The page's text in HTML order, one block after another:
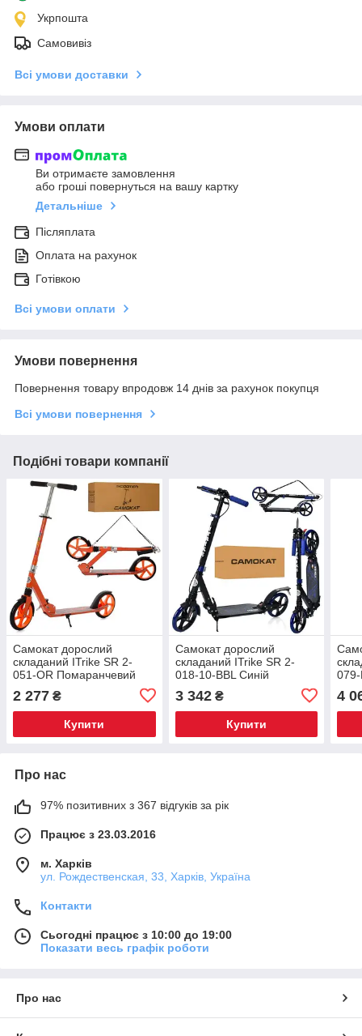
Укрпошта
Самовивіз
Всі умови доставки
Умови оплати
Ви отримаєте замовлення
або гроші повернуться на вашу картку
Детальніше
Післяплата
Оплата на рахунок
Готівкою
Всі умови оплати
Умови повернення
Повернення товару впродовж 14 днів за рахунок покупця
Всі умови повернення
Подібні товари компанії
Самокат дорослий
складаний ITrike SR 2-
051-OR Помаранчевий
2 277 ₴
Купити
Самокат дорослий
складаний ITrike SR 2-
018-10-BBL Синій
3 342₴
Купити
4
Про нас
97% позитивних з 367 відгуків за рік
Працює з 23.03.2016
м. Харків
ул. Рождественская, 33, Харків, Україна
Контакти
Сьогодні працює з 10:00 до 19:00
Показати весь графік роботи
Про нас